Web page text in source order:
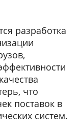
разработка
что
поставок в
систем.